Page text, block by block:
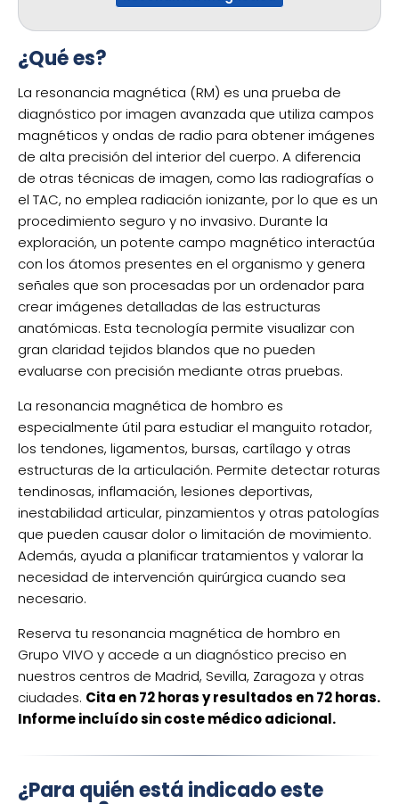
¿Qué es?
La resonancia magnética (RM) es una prueba de
diagnóstico por imagen avanzada que utiliza campos
magnéticos y ondas de radio para obtener imágenes
de alta precisión del interior del cuerpo. A diferencia
de otras técnicas de imagen, como las radiografías o
el TAC, no emplea radiación ionizante, por lo que es un
procedimiento seguro y no invasivo. Durante la
exploración, un potente campo magnético interactúa
con los átomos presentes en el organismo y genera
señales que son procesadas por un ordenador para
crear imágenes detalladas de las estructuras
anatómicas. Esta tecnología permite visualizar con
gran claridad tejidos blandos que no pueden
evaluarse con precisión mediante otras pruebas.
La resonancia magnética de hombro es
especialmente útil para estudiar el manguito rotador,
los tendones, ligamentos, bursas, cartílago y otras
estructuras de la articulación. Permite detectar roturas
tendinosas, inflamación, lesiones deportivas,
inestabilidad articular, pinzamientos y otras patologías
que pueden causar dolor o limitación de movimiento.
Además, ayuda a planificar tratamientos y valorar la
necesidad de intervención quirúrgica cuando sea
necesario.
Reserva tu resonancia magnética de hombro en
Grupo VIVO y accede a un diagnóstico preciso en
nuestros centros de Madrid, Sevilla, Zaragoza y otras
ciudades. Cita en 72 horas y resultados en 72 horas.
Informe incluído sin coste médico adicional.
¿Para quién está indicado este